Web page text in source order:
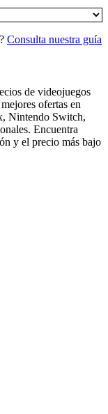
Consulta nuestra guía
de videojuegos
ofertas en
Nintendo Switch,
Encuentra
y el precio más bajo